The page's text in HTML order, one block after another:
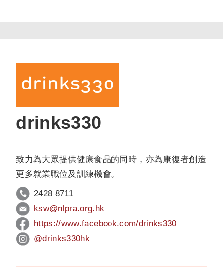
drinks330
致力為大眾提供健康食品的同時，亦為康復者創造
更多就業職位及訓練機會。
2428 8711
ksw@nlpra.org.hk
https://www.facebook.com/drinks330
@drinks330hk